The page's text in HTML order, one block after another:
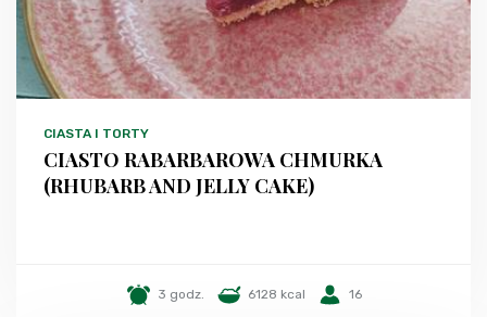
CIASTA I TORTY
CIASTO RABARBAROWA CHMURKA
(RHUBARB AND JELLY CAKE)
3 godz. 6128 kcal 16